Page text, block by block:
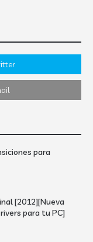
para
[2012][Nueva
para tu PC]